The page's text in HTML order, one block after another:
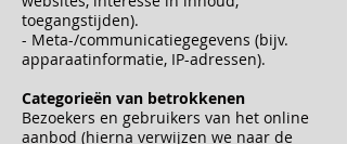
toegangstijden).
- Meta-/communicatiegegevens (bijv.
apparaatinformatie, IP-adressen).
Categorieën van betrokkenen
Bezoekers en gebruikers van het online
aanbod (hierna verwijzen we naar de